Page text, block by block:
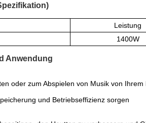
Leistung
1400W
Anwendung
oder zum Abspielen von Musik von
und Betriebseffizienz sorgen